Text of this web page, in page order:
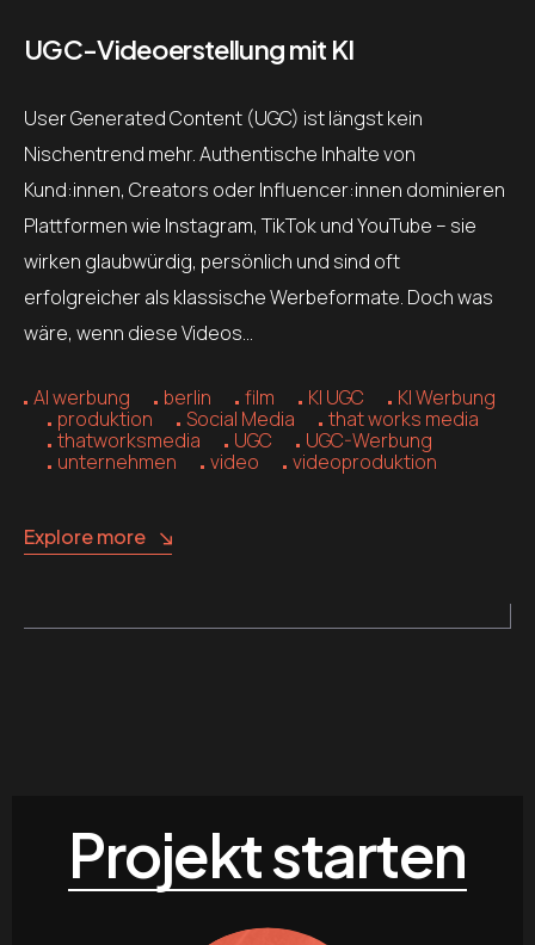
UGC-Videoerstellung mit KI
User Generated Content (UGC) ist längst kein
Nischentrend mehr. Authentische Inhalte von
Kund:innen, Creators oder Influencer:innen dominieren
Plattformen wie Instagram, TikTok und YouTube – sie
wirken glaubwürdig, persönlich und sind oft
erfolgreicher als klassische Werbeformate. Doch was
wäre, wenn diese Videos…
AI werbung berlin film KI UGC
KI Werbung
produktion
Social Media
that works media
thatworksmedia
UGC
UGC-Werbung
unternehmen
video videoproduktion
Explore more
Projekt starten